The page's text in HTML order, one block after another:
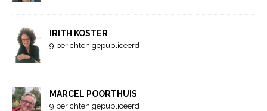
IRITH KOSTER
9 berichten gepubliceerd
MARCEL POORTHUIS
9 berichten gepubliceerd